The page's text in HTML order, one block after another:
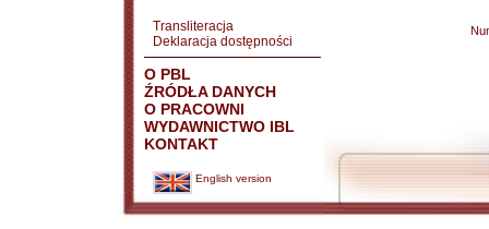
Transliteracja
Deklaracja dostępności
O PBL
ŹRÓDŁA DANYCH
O PRACOWNI
WYDAWNICTWO IBL
KONTAKT
English version